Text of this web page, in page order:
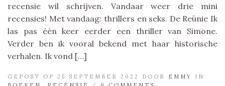
recensie wil schrijven. Vandaar weer drie mini
recensies! Met vandaag: thrillers en seks. De Reünie Ik
las pas één keer eerder een thriller van Simone.
Verder ben ik vooral bekend met haar historische
verhalen. Ik vond […]
GEPOST OP 25 SEPTEMBER 2022 DOOR EMMY
IN